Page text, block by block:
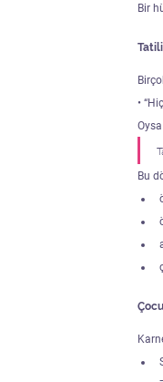
Bir
Tatili
•
Bu